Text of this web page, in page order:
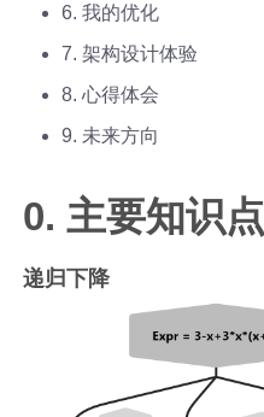
6. 我的优化
7. 架构设计体验
8. 心得体会
9. 未来方向
0. 主要知识点
递归下降